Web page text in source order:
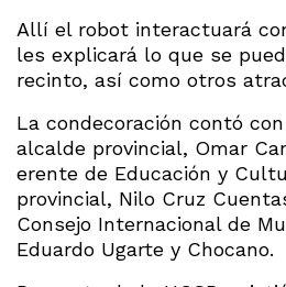
Allí el robot interactuará
les explicará lo que se
recinto, así como otros
La condecoración contó
alcalde provincial, Omar
erente de Educación y
provincial, Nilo Cruz
Consejo Internacional de
Eduardo Ugarte y Chocano.